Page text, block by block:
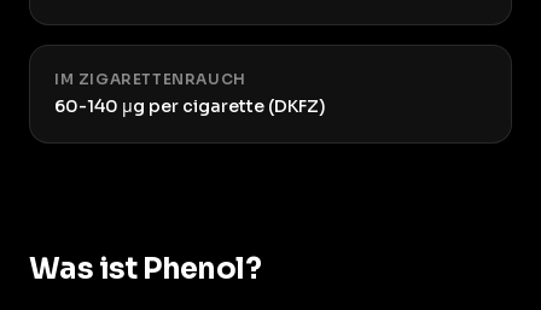
IM ZIGARETTENRAUCH
60-140 μg per cigarette (DKFZ)
Was ist Phenol?